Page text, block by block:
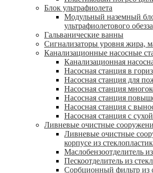
Блок ультрафиолета
Модульный наземный
ультрафиолетового
Гальванические ванны
Сигнализаторы уровня жира,
Канализационные насосные
Канализационная
Насосная станция в
Насосная станция для
Насосная станция
Насосная станция
Насосная станция с
Насосная станция с
Ливневые очистные
Ливневые очистные
корпусе из
Маслобензоотделитель
Пескоотделитель из
Сорбционный фильтр из